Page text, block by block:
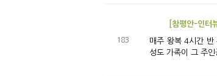
183
[참평안-인터
매주 왕복 4시간 반 주일마다 충북 청주에서 147km를 달려오는 가족 주일마다 예배 참석을 위해 충청북도 청주에서 147km를 달려오는 가족이 있다. 그루터기 류석진
성도 가족이 그 주